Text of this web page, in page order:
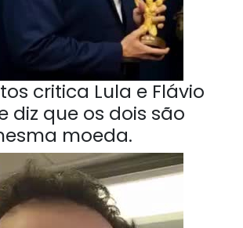
critica Lula e Flávio
diz que os dois são
moeda.